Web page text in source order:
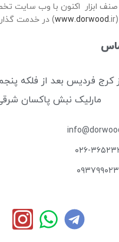
ابزار اکنون با وب سایت
www.dorwood.ir) در خدمت گذاری آماده است.
کرج فردیس بعد از فلکه
مارلیک نبش پاکسان
۳۶۵۲۳۳۶۱